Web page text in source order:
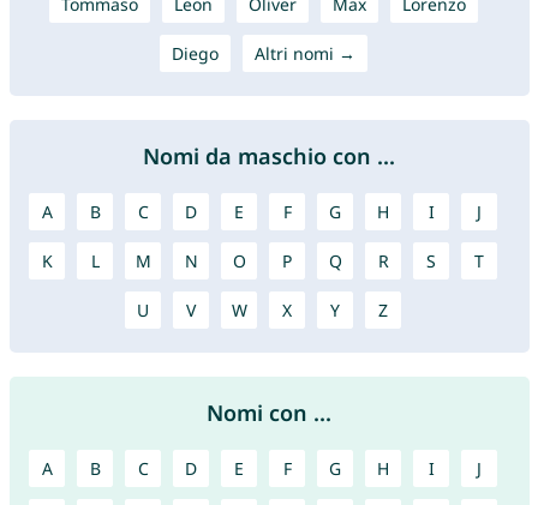
Diego Altri nomi →
Nomi da maschio con ...
A B C D E F G H I J
K L M N O P Q R S T
U V W X Y Z
Nomi con ...
A B C D E F G H I J